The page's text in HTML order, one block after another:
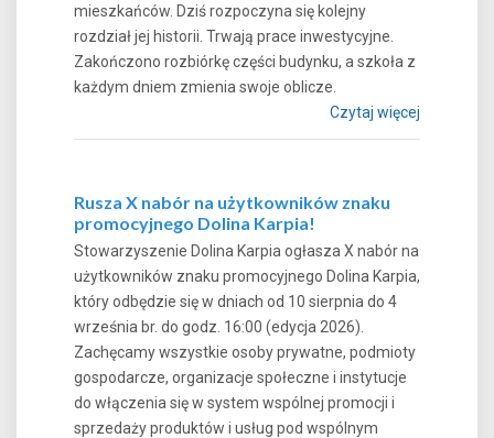
mieszkańców. Dziś rozpoczyna się kolejny
rozdział jej historii. Trwają prace inwestycyjne.
Zakończono rozbiórkę części budynku, a szkoła z
każdym dniem zmienia swoje oblicze.
Czytaj więcej
Rusza X nabór na użytkowników znaku
promocyjnego Dolina Karpia!
Stowarzyszenie Dolina Karpia ogłasza X nabór na
użytkowników znaku promocyjnego Dolina Karpia,
który odbędzie się w dniach od 10 sierpnia do 4
września br. do godz. 16:00 (edycja 2026).
Zachęcamy wszystkie osoby prywatne, podmioty
gospodarcze, organizacje społeczne i instytucje
do włączenia się w system wspólnej promocji i
sprzedaży produktów i usług pod wspólnym